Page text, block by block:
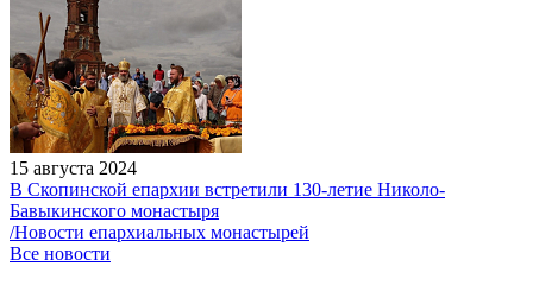
15 августа 2024
В Скопинской епархии встретили 130-летие Николо-
Бавыкинского монастыря
/Новости епархиальных монастырей
Все новости